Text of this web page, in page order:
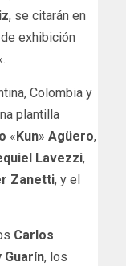
, se citarán en
exhibición
Colombia y
plantilla
« Kun» Agüero,
Lavezzi,
Zanetti, y el
Carlos
Guarín, los